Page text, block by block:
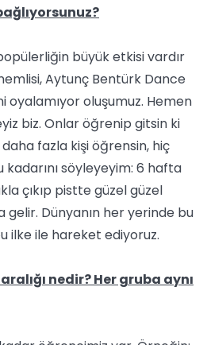
büyük etkisi vardır
Aytunç Bentürk Dance
oluşumuz. Hemen
biz. Onlar öğrenip gitsin ki
fazla kişi öğrensin, hiç
kadarını söyleyeyim: 6 hafta
çıkıp pistte güzel güzel
Dünyanın her yerinde bu
ilke ile hareket ediyoruz.
nedir? Her gruba aynı